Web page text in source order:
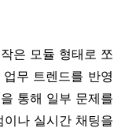
은 모듈 형태로 쪼
무 트렌드를 반영
통해 일부 문제를
나 실시간 채팅을